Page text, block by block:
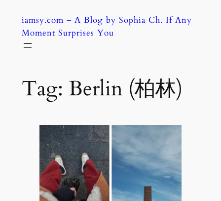
content
iamsy.com – A Blog by Sophia Ch. If Any
Moment Surprises You
Tag: Berlin (柏林)